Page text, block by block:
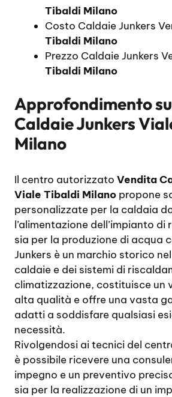
Tibaldi Milano
Costo Caldaie Junkers
Tibaldi Milano
Prezzo Caldaie Junkers
Tibaldi Milano
Approfondimento su
Caldaie Junkers
Milano
Il centro autorizzato Vendita
Viale Tibaldi Milano propone
personalizzate per la caldaia
l’alimentazione dell’impianto
sia per la produzione di acqua
Junkers è un marchio storico
caldaie e dei sistemi di
climatizzazione, costituisce un
alta qualità e offre una vasta
adatti a soddisfare qualsiasi
necessità.
Rivolgendosi ai tecnici del
è possibile ricevere una
impegno e un preventivo
sia per la realizzazione di un